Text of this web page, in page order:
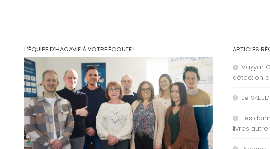
L’ÉQUIPE D’HACAVIE À VOTRE ÉCOUTE ! ARTICLES
Vayyar
détection
Le
Les
livres